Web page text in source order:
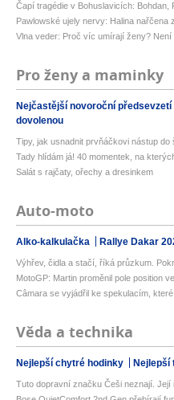
Čapí tragédie v Bohuslavicích: Bohdan,
Pawlowské ujely nervy: Halina nařčena
Vlna veder: Proč víc umírají ženy? Není
Pro ženy a maminky
Nejčastější novoroční předsevzetí
dovolenou
Tipy, jak usnadnit prvňáčkovi nástup do
Tady hlídám já! 40 momentek, na
Salát s rajčaty, ořechy a dresinkem
Auto-moto
Alko-kalkulačka Rallye Dakar
Výhřev, čidla a stačí, říká průzkum.
MotoGP: Martin proměnil pole position
Câmara se vyjádřil ke spekulacím,
Věda a technika
Nejlepší chytré hodinky Nejlepší
Tuto dopravní značku Češi neznají. Její